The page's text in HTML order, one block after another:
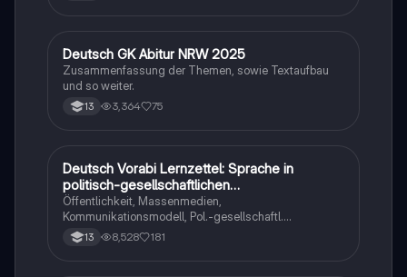
Deutsch
Deutsch GK Abitur NRW 2025
Zusammenfassung der Themen, sowie Textaufbau
und so weiter.
13 3,364 75
Deutsch
Deutsch Vorabi Lernzettel: Sprache in
politisch-gesellschaftlichen
Verwendungszusammenhängen
Öffentlichkeit, Massenmedien,
Kommunikationsmodell, Pol.-gesellschaftl.
Kommunikation, sprachl. Mittel, Sprachmanipulation im
3. Reich, Political Correctness vs. Cancel Culture,
13 8,528 181